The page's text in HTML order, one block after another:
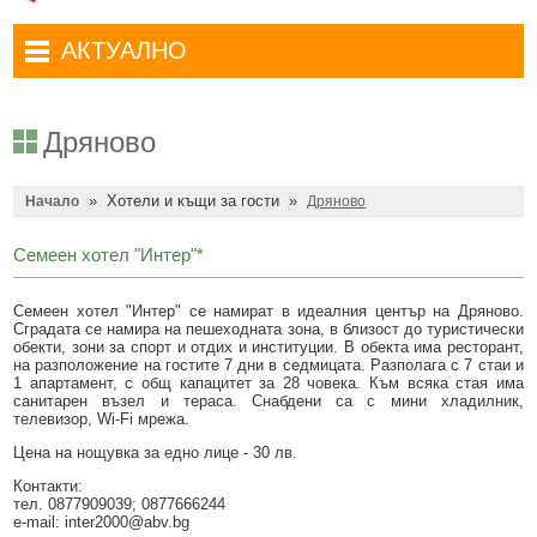
Достъп до информация
Антикорупция
Профил на купувача
Общ устройствен план
Общинско предприятие Чисто Дряново
Общинско предприятие Зелено Дряново
Общинска собственост
Финанси и бюджет
Култура
Туристически маршрути
Туристически информационен център
Съобщения
Дряново
Начало »Хотели и къщи за гости »Дряново
Семеен хотел "Интер"*
Семеен хотел "Интер" се намират в идеалния център на Дряново.
Сградата се намира на пешеходната зона, в близост до туристически
обекти, зони за спорт и отдих и институции. В обекта има ресторант,
на разположение на гостите 7 дни в седмицата. Разполага с 7 стаи и
1 апартамент, с общ капацитет за 28 човека. Към всяка стая има
санитарен възел и тераса. Снабдени са с мини хладилник,
телевизор, Wi-Fi мрежа.
Цена на нощувка за едно лице - 30 лв.
Контакти:
тел. 0877909039; 0877666244
e-mail: inter2000@abv.bg
Комплексно административно обслужване
АКТУАЛНО
Въвеждане на еврото в България
Местни избори 2023 година
Общинска избирателна комисия мандат 2023-2027 г.
COVID-19 (Коронавирус)
Приют за безстопанствени кучета
Красиво Дряново
Новини
Обяви и съобщения